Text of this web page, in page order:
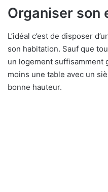
Organiser son
L’idéal c’est de disposer
son habitation. Sauf que
un logement suffisamment
moins une table avec un
bonne hauteur.